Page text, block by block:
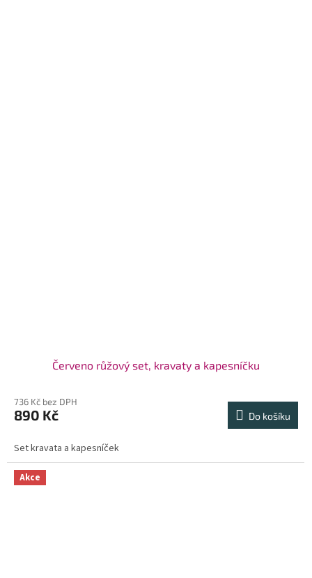
Červeno růžový set, kravaty a kapesníčku
736 Kč bez DPH
890 Kč Do košíku
Set kravata a kapesníček
Akce